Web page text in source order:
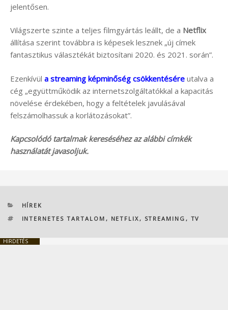
jelentősen.
Világszerte szinte a teljes filmgyártás leállt, de a Netflix
állítása szerint továbbra is képesek lesznek „új címek
fantasztikus választékát biztosítani 2020. és 2021. során”.
Ezenkívül a streaming képminőség csökkentésére utalva a
cég „együttműködik az internetszolgáltatókkal a kapacitás
növelése érdekében, hogy a feltételek javulásával
felszámolhassuk a korlátozásokat”.
Kapcsolódó tartalmak kereséséhez az alábbi címkék
használatát javasoljuk.
KATEGÓRIÁK
HÍREK
CÍMKÉK
INTERNETES TARTALOM , NETFLIX , STREAMING , TV
HIRDETÉS